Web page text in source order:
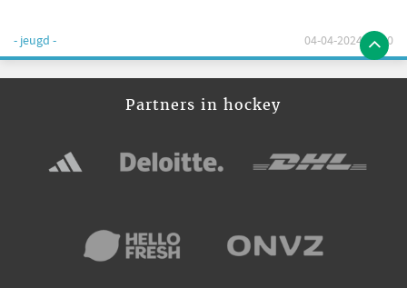
- jeugd - 04-04-2024 12:00
Partners in hockey